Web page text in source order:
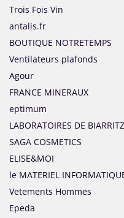
Trois Fois Vin
antalis.fr
BOUTIQUE NOTRETEMPS
Ventilateurs plafonds
Agour
FRANCE MINERAUX
eptimum
LABORATOIRES DE BIARRITZ
SAGA COSMETICS
ELISE&MOI
le MATERIEL
Vetements Hommes
Epeda